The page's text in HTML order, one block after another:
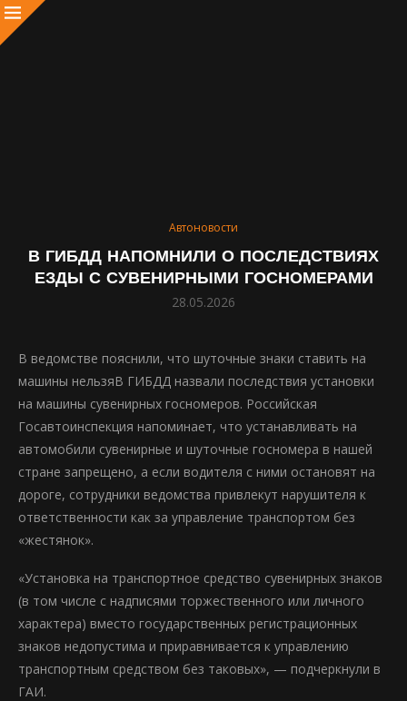
Автоновости
В ГИБДД НАПОМНИЛИ О ПОСЛЕДСТВИЯХ
ЕЗДЫ С СУВЕНИРНЫМИ ГОСНОМЕРАМИ
28.05.2026
В ведомстве пояснили, что шуточные знаки ставить на
машины нельзяВ ГИБДД назвали последствия установки
на машины сувенирных госномеров. Российская
Госавтоинспекция напоминает, что устанавливать на
автомобили сувенирные и шуточные госномера в нашей
стране запрещено, а если водителя с ними остановят на
дороге, сотрудники ведомства привлекут нарушителя к
ответственности как за управление транспортом без
«жестянок».
«Установка на транспортное средство сувенирных знаков
(в том числе с надписями торжественного или личного
характера) вместо государственных регистрационных
знаков недопустима и приравнивается к управлению
транспортным средством без таковых», — подчеркнули в
ГАИ.